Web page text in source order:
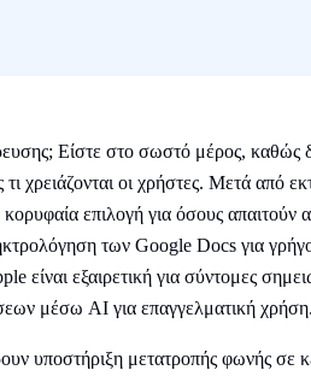
Είστε στο σωστό μέρος, καθώς
χρειάζονται οι χρήστες. Μετά από
επιλογή για όσους απαιτούν
των Google Docs για
εξαιρετική για σύντομες
μέσω AI για επαγγελματική χρήση.
υποστήριξη μετατροπής φωνής σε